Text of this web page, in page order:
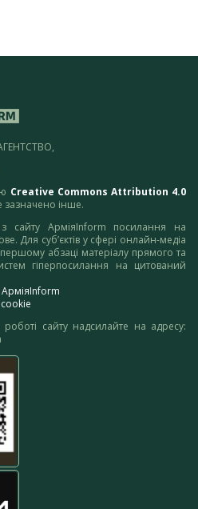
Creative Commons Attribution 4.0
зазначено інше.
сайту АрміяInform посилання на
Для суб’єктів у сфері онлайн-медіа
абзаці матеріалу прямого та
гіперпосилання на цитований
АрміяInform
сайту надсилайте на адресу: